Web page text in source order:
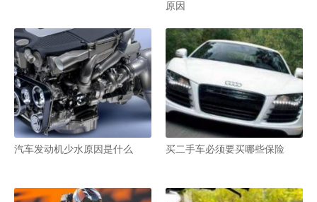
原因
汽车发动机少水原因是什么 买二手车必须要买哪些保险